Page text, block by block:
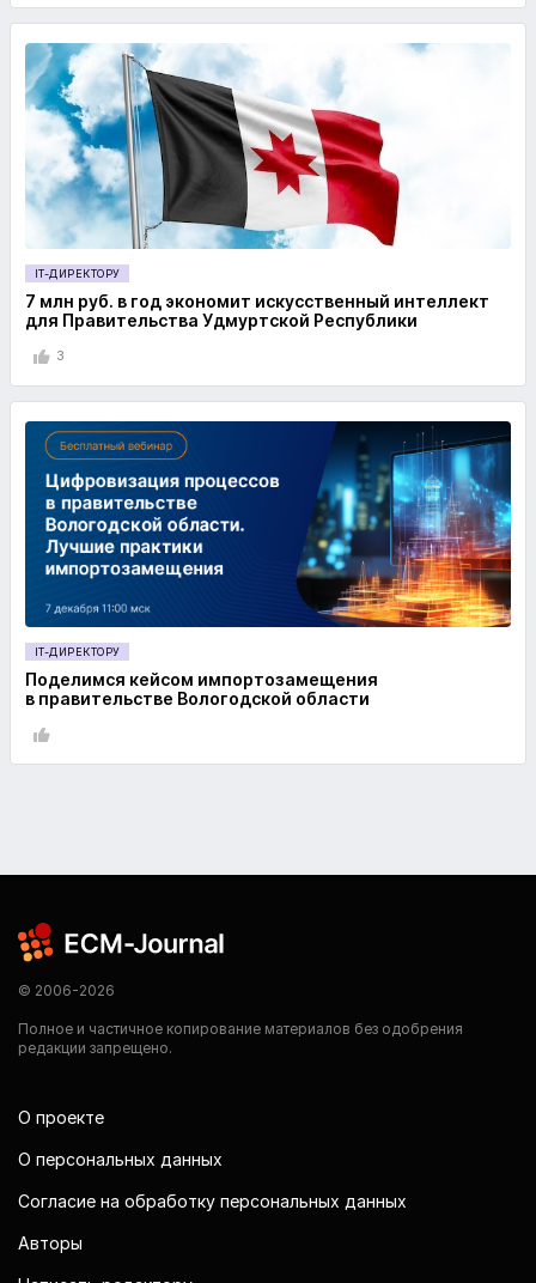
IT-ДИРЕКТОРУ
7 млн руб. в год экономит искусственный интеллект
для Правительства Удмуртской Республики
3
IT-ДИРЕКТОРУ
Поделимся кейсом импортозамещения
в правительстве Вологодской области
© 2006-2026
Полное и частичное копирование материалов без одобрения
редакции запрещено.
О проекте
О персональных данных
Согласие на обработку персональных данных
Авторы